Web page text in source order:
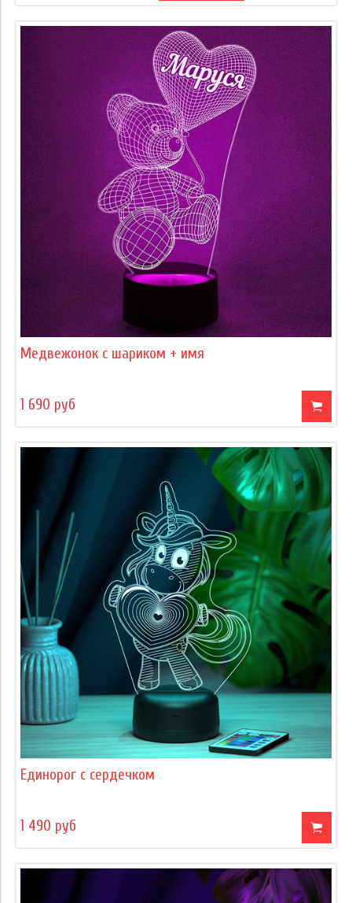
Медвежонок с шариком + имя
1 690 руб
Единорог с сердечком
1 490 руб